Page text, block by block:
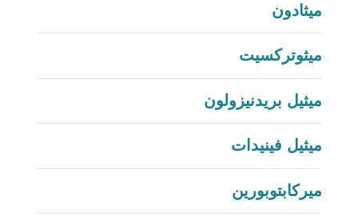
ميثادون
ميثوتركسيت
ميثيل بريدنيزولون
ميثيل فينيدات
ميركابتوبورين